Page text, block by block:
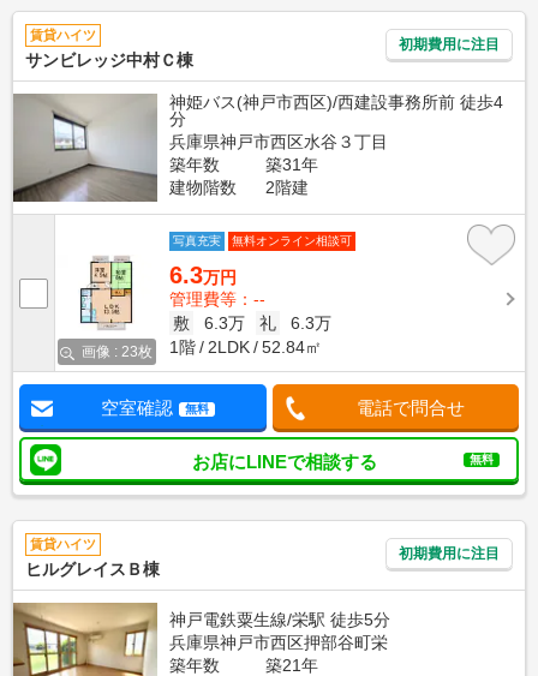
賃貸ハイツ
サンビレッジ中村Ｃ棟
初期費用に注目
神姫バス(神戸市西区)/西建設事務所前 徒歩4
分
兵庫県神戸市西区水谷３丁目
築年数
築31年
建物階数
2階建
画像 : 23枚
写真充実 無料オンライン相談可
6.3万円
管理費等：--
敷
6.3万 礼
6.3万
1階
2LDK 52.84㎡
空室確認 無料 電話で問合せ
お店にLINEで相談する 無料
賃貸ハイツ
ヒルグレイスＢ棟
初期費用に注目
神戸電鉄粟生線/栄駅 徒歩5分
兵庫県神戸市西区押部谷町栄
築年数
築21年